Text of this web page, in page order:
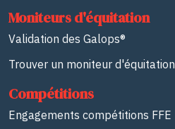
Moniteurs d'équitation
Validation des Galops®
Trouver un moniteur d'équitation
Compétitions
Engagements compétitions FFE